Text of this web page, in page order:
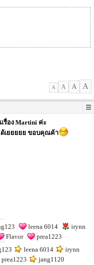
A A A A
รื่อง Martini ค่ะ
ด้เยยยยย ขอบคุณค้า
leena 6014
irynn
Flavor
prea1223
leena 6014
irynn
prea1223
jang1120